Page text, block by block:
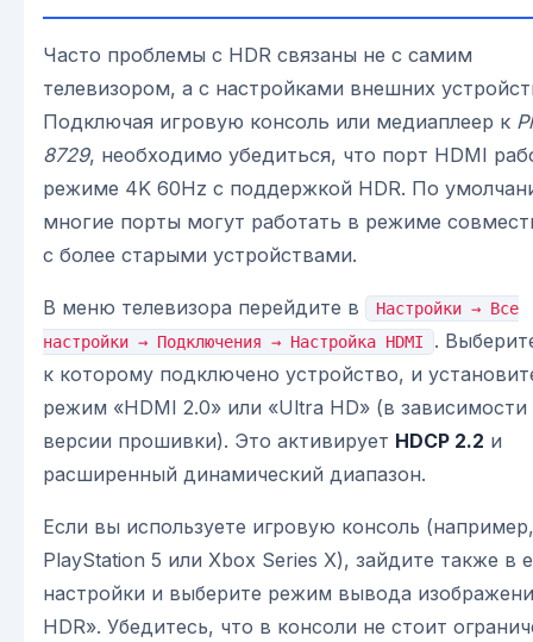
Часто проблемы с HDR связаны не с самим
телевизором, а с настройками внешних
Подключая игровую консоль или медиаплеер к
8729, необходимо убедиться, что порт HDMI
режиме 4K 60Hz с поддержкой HDR. По
многие порты могут работать в режиме
с более старыми устройствами.
В меню телевизора перейдите в
Настройки → Все
настройки → Подключения → Настройка HDMI
.
к которому подключено устройство, и
режим «HDMI 2.0» или «Ultra HD» (в зависимости
версии прошивки). Это активирует HDCP 2.2 и
расширенный динамический диапазон.
Если вы используете игровую консоль (например,
PlayStation 5 или Xbox Series X), зайдите также в
настройки и выберите режим вывода
HDR». Убедитесь, что в консоли не стоит